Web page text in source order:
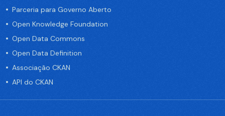
Parceria para Governo Aberto
Open Knowledge Foundation
Open Data Commons
Open Data Definition
Associação CKAN
API do CKAN